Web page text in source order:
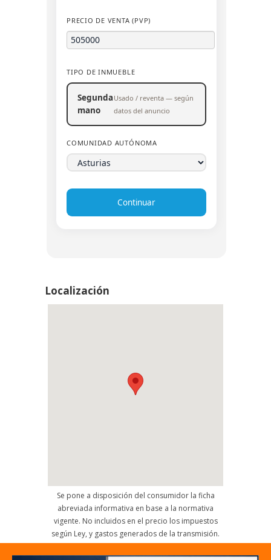
PRECIO DE VENTA (PVP)
TIPO DE INMUEBLE
Segunda
mano
Usado / reventa — según
datos del anuncio
COMUNIDAD AUTÓNOMA
Continuar
Localización
Se pone a disposición del consumidor la ficha
abreviada informativa en base a la normativa
vigente. No incluidos en el precio los impuestos
según Ley, y gastos generados de la transmisión.